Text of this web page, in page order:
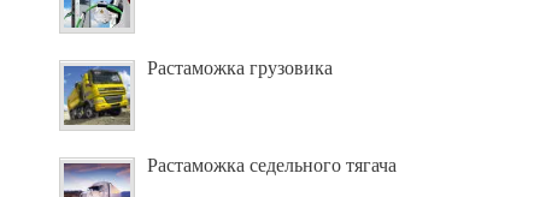
Растаможка грузовика
Растаможка седельного тягача